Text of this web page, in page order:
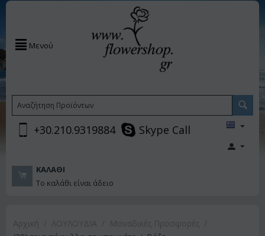
Μενού
+30.210.9319884 Skype Call
ΚΑΛΆΘΙ
Το καλάθι είναι άδειο